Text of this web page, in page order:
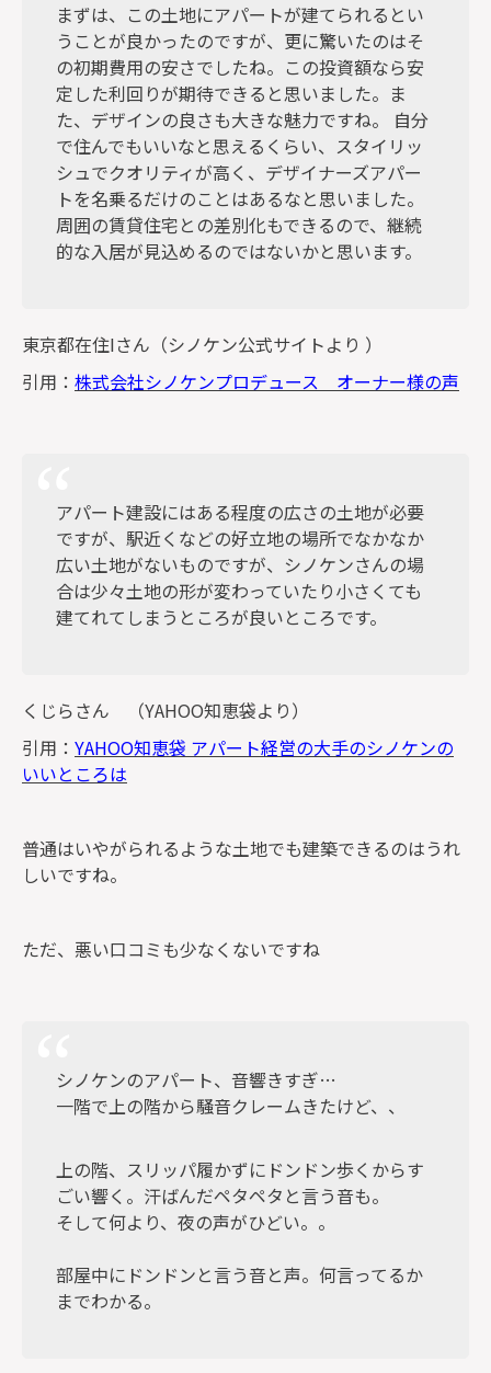
まずは、この土地にアパートが建てられるとい
うことが良かったのですが、更に驚いたのはそ
の初期費用の安さでしたね。この投資額なら安
定した利回りが期待できると思いました。ま
た、デザインの良さも大きな魅力ですね。 自分
で住んでもいいなと思えるくらい、スタイリッ
シュでクオリティが高く、デザイナーズアパー
トを名乗るだけのことはあるなと思いました。
周囲の賃貸住宅との差別化もできるので、継続
的な入居が見込めるのではないかと思います。
東京都在住Iさん（シノケン公式サイトより ）
引用： 株式会社シノケンプロデュース オーナー様の声
アパート建設にはある程度の広さの土地が必要
ですが、駅近くなどの好立地の場所でなかなか
広い土地がないものですが、シノケンさんの場
合は少々土地の形が変わっていたり小さくても
建てれてしまうところが良いところです。
くじらさん （YAHOO知恵袋より）
引用： YAHOO知恵袋 アパート経営の大手のシノケンの
いいところは
普通はいやがられるような土地でも建築できるのはうれ
しいですね。
ただ、 悪い口コミも少なくないですね
シノケンのアパート、音響きすぎ…
一階で上の階から騒音クレームきたけど、、
上の階、スリッパ履かずにドンドン歩くからす
ごい響く。汗ばんだペタペタと言う音も。
そして何より、夜の声がひどい。。
部屋中にドンドンと言う音と声。何言ってるか
までわかる。